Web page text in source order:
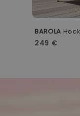
BAROLA
249 €